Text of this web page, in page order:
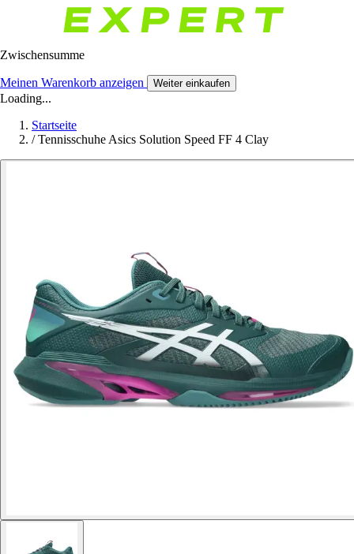
Zwischensumme
Meinen Warenkorb anzeigen Weiter einkaufen
Loading...
Startseite
/ Tennisschuhe Asics Solution Speed FF 4 Clay